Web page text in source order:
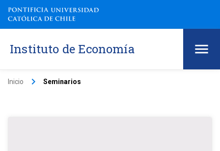
Instituto de Economía
Inicio keyboard_arrow_right Seminarios